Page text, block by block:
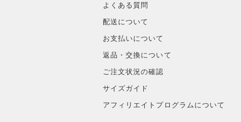
よくある質問
配送について
お支払いについて
返品・交換について
ご注文状況の確認
サイズガイド
アフィリエイトプログラムについて